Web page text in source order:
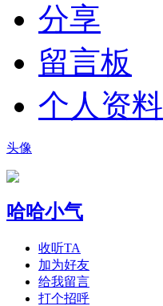
分享
留言板
个人资料
头像
哈哈小气
收听TA
加为好友
给我留言
打个招呼